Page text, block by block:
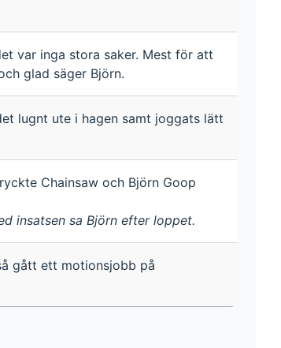
var inga stora saker. Mest för att
glad säger Björn.
lugnt ute i hagen samt joggats lätt
Chainsaw och Björn Goop
insatsen sa Björn efter loppet.
gått ett motionsjobb på